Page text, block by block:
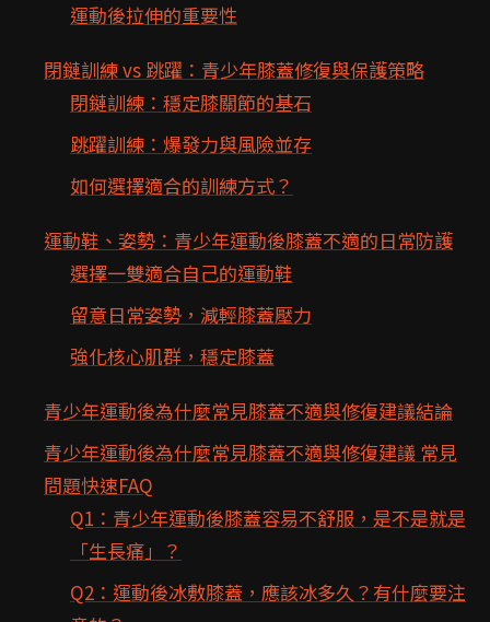
運動後拉伸的重要性
閉鏈訓練 vs 跳躍：青少年膝蓋修復與保護策略
閉鏈訓練：穩定膝關節的基石
跳躍訓練：爆發力與風險並存
如何選擇適合的訓練方式？
運動鞋、姿勢：青少年運動後膝蓋不適的日常防護
選擇一雙適合自己的運動鞋
留意日常姿勢，減輕膝蓋壓力
強化核心肌群，穩定膝蓋
青少年運動後為什麼常見膝蓋不適與修復建議結論
青少年運動後為什麼常見膝蓋不適與修復建議 常見
問題快速FAQ
Q1：青少年運動後膝蓋容易不舒服，是不是就是
「生長痛」？
Q2：運動後冰敷膝蓋，應該冰多久？有什麼要注